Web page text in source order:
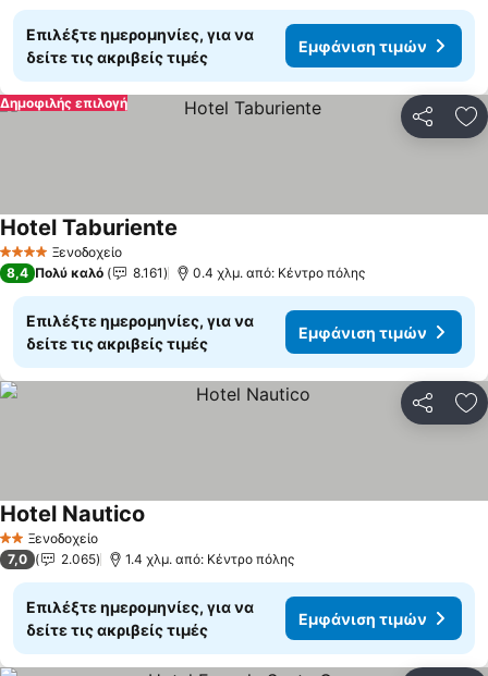
Επιλέξτε ημερομηνίες, για να
δείτε τις ακριβείς τιμές
Εμφάνιση τιμών
Δημοφιλής επιλογή
4 ΑστέριαΞενοδοχείο
Hotel Taburiente
8,4 Πολύ καλό 8.161 0.4 χλμ. από: Κέντρο πόλης
Επιλέξτε ημερομηνίες, για να
δείτε τις ακριβείς τιμές
Εμφάνιση τιμών
2 ΑστέριαΞενοδοχείο
Hotel Nautico
7,0 2.065 1.4 χλμ. από: Κέντρο πόλης
Επιλέξτε ημερομηνίες, για να
δείτε τις ακριβείς τιμές
Εμφάνιση τιμών